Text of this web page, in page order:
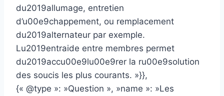
du2019allumage, entretien
d’u00e9chappement, ou remplacement
du2019alternateur par exemple.
Lu2019entraide entre membres permet
du2019accu00e9lu00e9rer la ru00e9solution
des soucis les plus courants. »}},
{« @type »: »Question », »name »: »Les